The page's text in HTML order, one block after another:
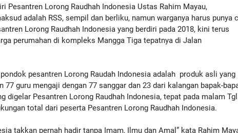
Pesantren Lorong Raudhah Indonesia Ustas Rahim Mayau,
adalah RSS, sempil dan berliku, namun warganya harus punya
Lorong Raudhah Indonesia yang berdiri pada 2018, kini terus
perumahan di kompleks Mangga Tiga tepatnya di Jalan
pesantren Lorong Raudah Indonesia adalah produk asli yang
guru mengaji dengan 77 sanggar dan 23 dari kalangan bapak-
digelar Pesantren Lorong Raudhah Indonesia, tepat pada malam Tgl
total dari peserta Pesantren Lorong Raudhah Indonesia.
takkan pernah hadir tanpa Imam, Ilmu dan Amal” kata Rahim